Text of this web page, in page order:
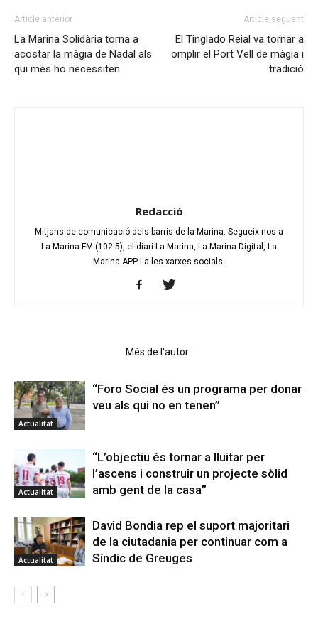
Article anterior
La Marina Solidària torna a
acostar la màgia de Nadal als
qui més ho necessiten
Article següent
El Tinglado Reial va tornar a
omplir el Port Vell de màgia i
tradició
Redacció
Mitjans de comunicació dels barris de la Marina. Segueix-nos a
La Marina FM (102.5), el diari La Marina, La Marina Digital, La
Marina APP i a les xarxes socials.
Més de l'autor
Actualitat
“Foro Social és un programa per donar
veu als qui no en tenen”
Actualitat
“L’objectiu és tornar a lluitar per
l’ascens i construir un projecte sòlid
amb gent de la casa”
Actualitat
David Bondia rep el suport majoritari
de la ciutadania per continuar com a
Síndic de Greuges